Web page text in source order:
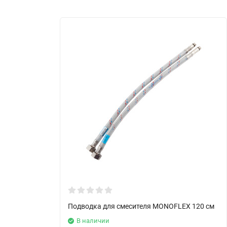
Подводка для смесителя MONOFLEX 120 см
В наличии